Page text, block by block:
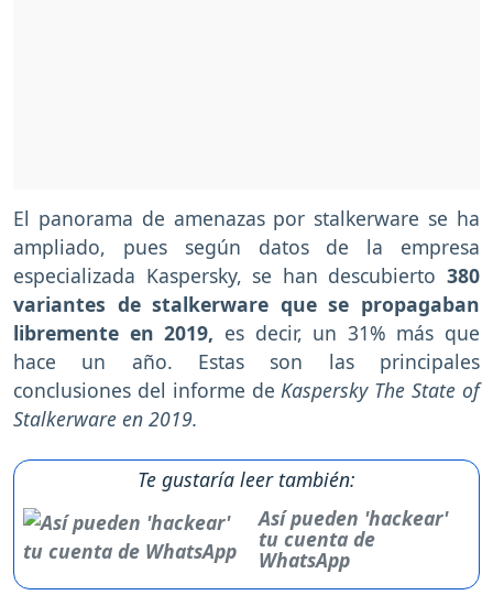
El panorama de amenazas por stalkerware se ha
ampliado, pues según datos de la empresa
especializada Kaspersky, se han descubierto 380
variantes de stalkerware que se propagaban
libremente en 2019, es decir, un 31% más que
hace un año. Estas son las principales
conclusiones del informe de Kaspersky The State of
Stalkerware en 2019.
Te gustaría leer también:
Así pueden 'hackear'
tu cuenta de
WhatsApp